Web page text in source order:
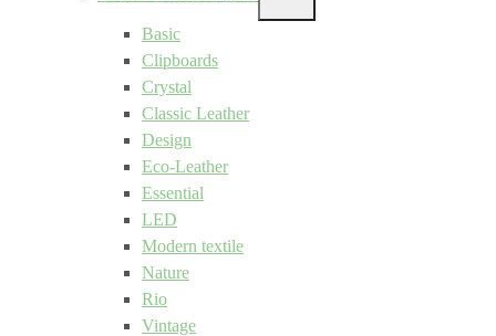
SUB
Basic
Clipboards
Crystal
Classic Leather
Design
Eco-Leather
Essential
LED
Modern textile
Nature
Rio
Vintage